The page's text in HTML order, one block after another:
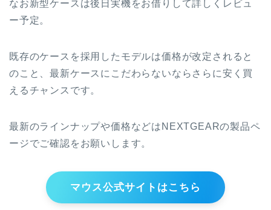
なお新型ケースは後日実機をお借りして詳しくレビュ
ー予定。
既存のケースを採用したモデルは価格が改定されると
のこと、最新ケースにこだわらないならさらに安く買
えるチャンスです。
最新のラインナップや価格などはNEXTGEARの製品ペ
ージでご確認をお願いします。
マウス公式サイトはこちら